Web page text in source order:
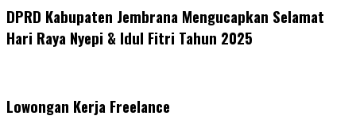
DPRD Kabupaten Jembrana Mengucapkan Selamat
Hari Raya Nyepi & Idul Fitri Tahun 2025
Lowongan Kerja Freelance